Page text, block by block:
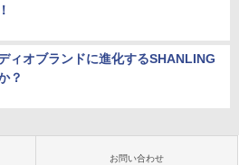
ィオブランドに進化するSHANLING
？
お問い合わせ